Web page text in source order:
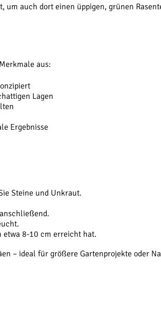
auch dort einen üppigen, grünen
aus:
Lagen
Ergebnisse
Steine und Unkraut.
etwa 8-10 cm erreicht hat.
– ideal für größere Gartenprojekte oder